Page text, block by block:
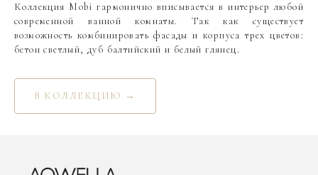
Коллекция Mobi гармонично вписывается в интерьер любой
современной ванной комнаты. Так как существует
возможность комбинировать фасады и корпуса трех цветов:
бетон светлый, дуб балтийский и белый глянец.
В КОЛЛЕКЦИЮ →